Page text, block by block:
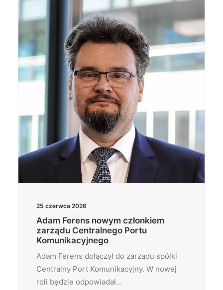
25 czerwca 2026
Adam Ferens nowym członkiem
zarządu Centralnego Portu
Komunikacyjnego
Adam Ferens dołączył do zarządu spółki
Centralny Port Komunikacyjny. W nowej
roli będzie odpowiadał…